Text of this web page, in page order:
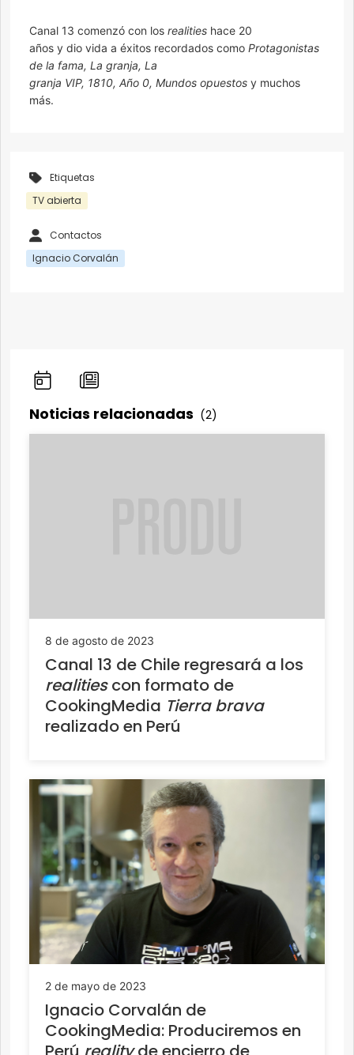
Canal 13 comenzó con los realities hace 20
años y dio vida a éxitos recordados como Protagonistas
de la fama, La granja, La
granja VIP, 1810, Año 0, Mundos opuestos y muchos
más.
Etiquetas
TV abierta
Contactos
Ignacio Corvalán
Noticias relacionadas (2)
8 de agosto de 2023
Canal 13 de Chile regresará a los
realitiescon formato de
CookingMedia Tierra brava
realizado en Perú
2 de mayo de 2023
Ignacio Corvalán de
CookingMedia: Produciremos en